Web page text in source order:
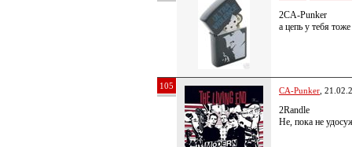
2CA-Punker
а цепь у тебя
105 CA-Punker ,
2Randle
Не, пока не